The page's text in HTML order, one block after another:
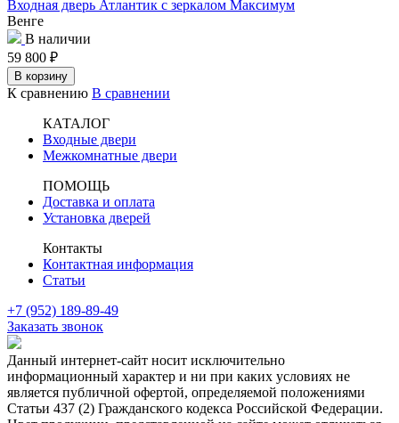
Входная дверь Атлантик с зеркалом Максимум
Венге
В наличии
59 800 ₽
В корзину
К сравнению В сравнении
КАТАЛОГ
Входные двери
Межкомнатные двери
ПОМОЩЬ
Доставка и оплата
Установка дверей
Контакты
Контактная информация
Статьи
+7 (952) 189-89-49
Заказать звонок
Данный интернет-сайт носит исключительно
информационный характер и ни при каких условиях не
является публичной офертой, определяемой положениями
Статьи 437 (2) Гражданского кодекса Российской Федерации.